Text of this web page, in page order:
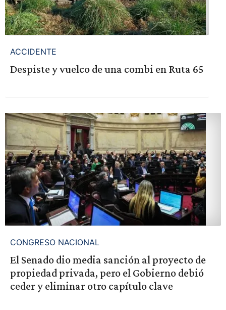
ACCIDENTE
Despiste y vuelco de una combi en Ruta 65
CONGRESO NACIONAL
El Senado dio media sanción al proyecto de
propiedad privada, pero el Gobierno debió
ceder y eliminar otro capítulo clave